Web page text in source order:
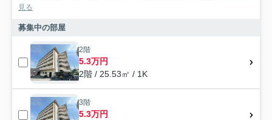
見る
募集中の部屋
2階
5.3万円
2階 / 25.53㎡ / 1K
3階
5.3万円